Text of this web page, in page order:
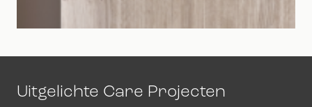
Uitgelichte Care Projecten